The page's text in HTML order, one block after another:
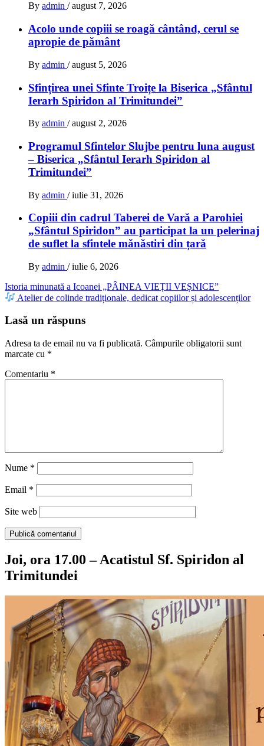
By admin / august 7, 2026
Acolo unde copiii se roagă cântând, cerul se
apropie de pământ
By admin / august 5, 2026
Sfințirea unei Sfinte Troițe la Biserica „Sfântul
Ierarh Spiridon al Trimitundei”
By admin / august 2, 2026
Programul Sfintelor Slujbe pentru luna august
– Biserica „Sfântul Ierarh Spiridon al
Trimitundei”
By admin / iulie 31, 2026
Copiii din cadrul Taberei de Vară a Parohiei
„Sfântul Spiridon” au participat la un pelerinaj
de suflet la sfintele mănăstiri din țară
By admin / iulie 6, 2026
Navigare
în
articole
Istoria minunată a Icoanei „PÂINEA VIEȚII VEȘNICE”
Atelier de colinde tradiționale, dedicat copiilor și adolescenților
Lasă un răspuns
Adresa ta de email nu va fi publicată. Câmpurile obligatorii sunt
marcate cu *
Comentariu *
Nume *
Email *
Site web
Joi, ora 17.00 – Acatistul Sf. Spiridon al
Trimitundei